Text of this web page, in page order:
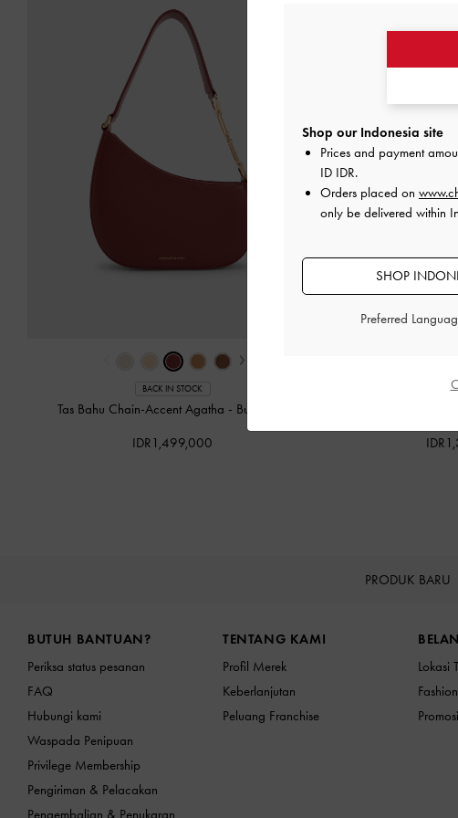
›
BACK IN STOCK
Tas Bahu Chain-Accent Agatha - Burgundy
IDR1,499,000
PRODUK BARU
BUTUH BANTUAN?
Periksa status pesanan
FAQ
Hubungi kami
Waspada Penipuan
Privilege Membership
Pengiriman & Pelacakan
Pengembalian & Penukaran
TENTANG KAMI
Profil Merek
Keberlanjutan
Peluang Franchise
Lokasi
Promosi
Shop our Indonesia site
Prices and payment
ID IDR.
Orders placed on
only be delivered within
SHOP
Preferred